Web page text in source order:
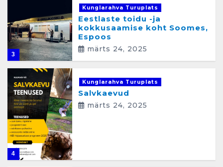
3
Kunglarahva Turuplats
Eestlaste toidu -ja
kokkusaamise koht Soomes,
Espoos
märts 24, 2025
4
Kunglarahva Turuplats
Salvkaevud
märts 24, 2025